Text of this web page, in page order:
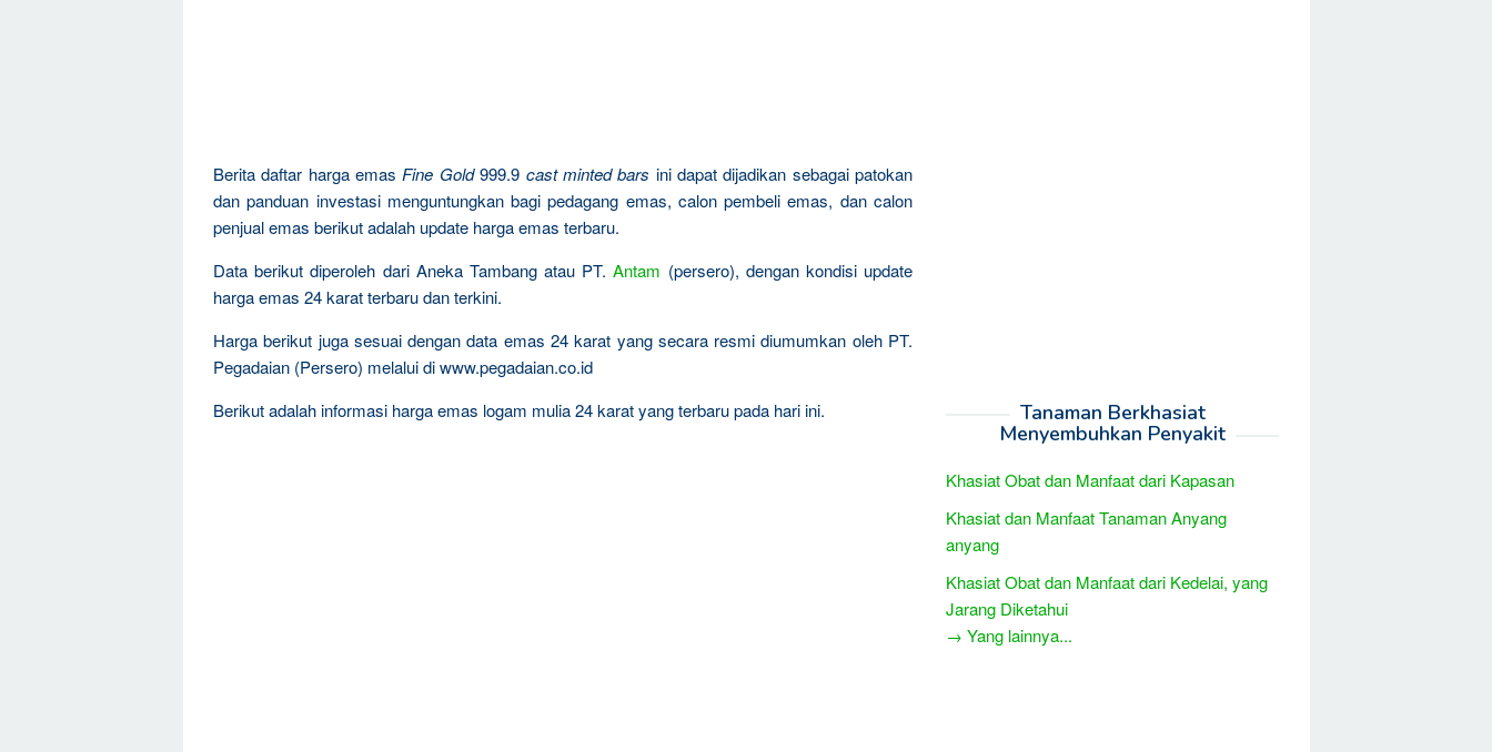
Berita daftar harga emas Fine Gold999.9 cast minted bars ini dapat dijadikan sebagai patokan
dan panduan investasi menguntungkan bagi pedagang emas, calon pembeli emas, dan calon
penjual emas berikut adalah update harga emas terbaru.
Data berikut diperoleh dari Aneka Tambang atau PT.Antam (persero), dengan kondisi update
harga emas 24 karat terbaru dan terkini.
Harga berikut juga sesuai dengan data emas 24 karat yang secara resmi diumumkan oleh PT.
Pegadaian (Persero) melalui di www.pegadaian.co.id
Berikut adalah informasi harga emas logam mulia 24 karat yang terbaru pada hari ini.
Tanaman Berkhasiat
Menyembuhkan Penyakit
Khasiat Obat dan Manfaat dari Kapasan
Khasiat dan Manfaat Tanaman Anyang
anyang
Khasiat Obat dan Manfaat dari Kedelai, yang
Jarang Diketahui
→ Yang lainnya...